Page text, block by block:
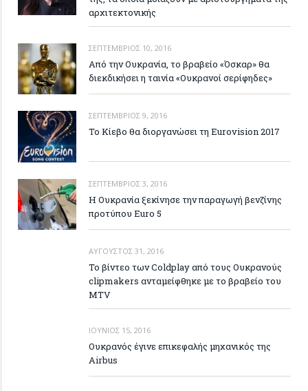
αρχιτεκτονικής
ΣΕΠΤΈΜΒΡΙΟΣ 10, 2016
Από την Ουκρανία, το βραβείο «Όσκαρ» θα
διεκδικήσει η ταινία «Ουκρανοί σερίφηδες»
ΣΕΠΤΈΜΒΡΙΟΣ 9, 2016
Το Κίεβο θα διοργανώσει τη Eurovision 2017
ΣΕΠΤΈΜΒΡΙΟΣ 3, 2016
Η Ουκρανία ξεκίνησε την παραγωγή βενζίνης
προτύπου Euro 5
ΑΎΓΟΥΣΤΟΣ 31, 2016
Το βίντεο των Coldplay από τους Ουκρανούς
clipmakers ανταμείφθηκε με το βραβείο του
MTV
ΙΟΎΝΙΟΣ 15, 2016
Ουκρανός έγινε επικεφαλής μηχανικός της
Airbus